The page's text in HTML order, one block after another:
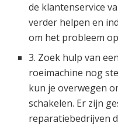
de klantenservice
verder helpen en
om het probleem
3. Zoek hulp van
roeimachine nog
kun je overwegen
schakelen. Er zijn
reparatiebedrijven